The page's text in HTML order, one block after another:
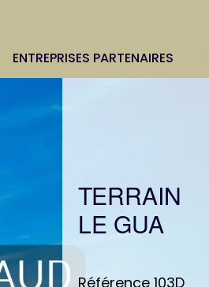
ENTREPRISES PARTENAIRES
TERRAIN
LE GUA
Référence 103D